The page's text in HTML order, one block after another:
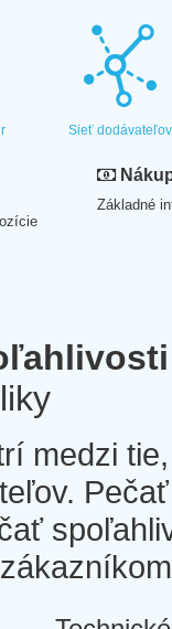
Sieť dodávateľov
Základné
medzi